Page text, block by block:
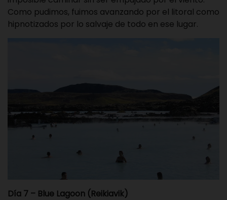
Como pudimos, fuimos avanzando por el litoral como
hipnotizados por lo salvaje de todo en ese lugar.
Día 7 – Blue Lagoon (Reikiavik)